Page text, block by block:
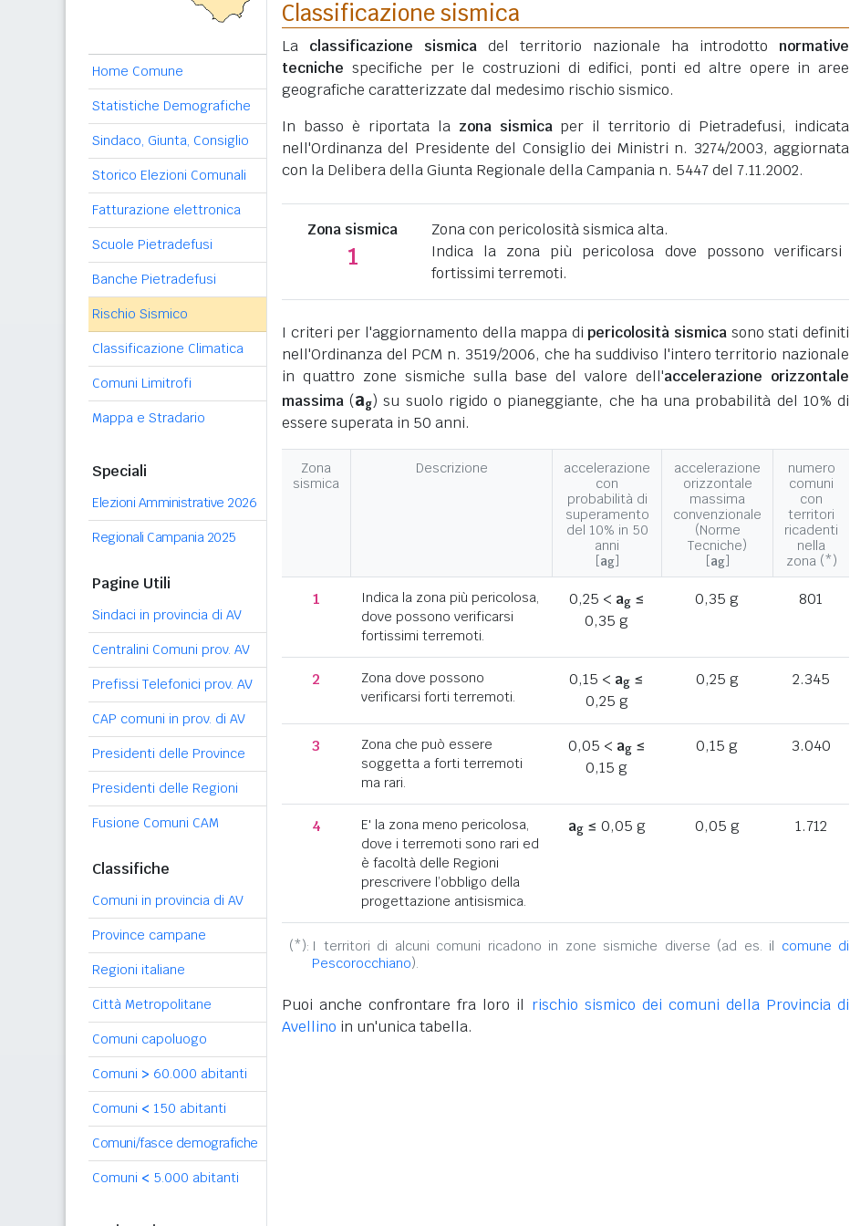
Home Comune
Statistiche Demografiche
Sindaco, Giunta, Consiglio
Storico Elezioni Comunali
Fatturazione elettronica
Scuole Pietradefusi
Banche Pietradefusi
Rischio Sismico
Classificazione Climatica
Comuni Limitrofi
Mappa e Stradario
Speciali
Elezioni Amministrative 2026
Regionali Campania 2025
Pagine Utili
Sindaci in provincia di AV
Centralini Comuni prov. AV
Prefissi Telefonici prov. AV
CAP comuni in prov. di AV
Presidenti delle Province
Presidenti delle Regioni
Fusione Comuni CAM
Classifiche
Comuni in provincia di AV
Province campane
Regioni italiane
Città Metropolitane
Comuni capoluogo
Comuni > 60.000 abitanti
Comuni < 150 abitanti
Comuni/fasce demografiche
Comuni < 5.000 abitanti
Classificazione sismica
La classificazione sismica del territorio nazionale ha introdotto normative
tecniche specifiche per le costruzioni di edifici, ponti ed altre opere in aree
geografiche caratterizzate dal medesimo rischio sismico.
In basso è riportata la zona sismicaper il territorio di Pietradefusi, indicata
nell'Ordinanza del Presidente del Consiglio dei Ministri n. 3274/2003, aggiornata
con la Delibera della Giunta Regionale della Campania n. 5447 del 7.11.2002.
Zona sismica
1
Zona con pericolosità sismica alta.
Indica la zona più pericolosa dove possono verificarsi
fortissimi terremoti.
I criteri per l'aggiornamento della mappa dipericolosità sismica sono stati definiti
nell'Ordinanza del PCM n. 3519/2006, che ha suddiviso l'intero territorio nazionale
in quattro zone sismiche sulla base del valore dell'accelerazione orizzontale
massima (ag) su suolo rigido o pianeggiante, che ha una probabilità del 10% di
essere superata in 50 anni.
Zona
sismica
Descrizione
accelerazione
con
probabilità di
superamento
del 10% in 50
anni
[ag]
accelerazione
orizzontale
massima
convenzionale
(Norme
Tecniche)
[ag]
numero
comuni
con
territori
ricadenti
nella
zona (*)
1
Indica la zona più pericolosa,
dove possono verificarsi
fortissimi terremoti.
0,25 < ag≤
0,35 g
0,35 g 801
2
Zona dove possono
verificarsi forti terremoti.
0,15 < ag ≤
0,25 g
0,25 g 2.345
3
Zona che può essere
soggetta a forti terremoti
ma rari.
0,05 < ag≤
0,15 g
0,15 g 3.040
4
E' la zona meno pericolosa,
dove i terremoti sono rari ed
è facoltà delle Regioni
prescrivere l’obbligo della
progettazione antisismica.
ag≤ 0,05 g 0,05 g 1.712
(*): I territori di alcuni comuni ricadono in zone sismiche diverse (ad es. il comune di
Pescorocchiano).
Puoi anche confrontare fra loro il rischio sismico dei comuni della Provincia di
Avellino in un'unica tabella.